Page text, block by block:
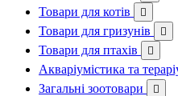
Товари для котів 
Товари для гризунів 
Товари для птахів 
Акваріумістика та
Загальні зоотовари 